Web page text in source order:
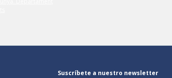
Suscríbete a nuestro newsletter